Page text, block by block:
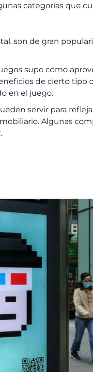
categorías que
son de gran
supo cómo
de cierto tipo
en el juego.
servir para
Algunas